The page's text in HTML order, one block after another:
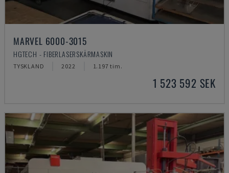
MARVEL 6000-3015
HGTECH - FIBERLASERSKÄRMASKIN
TYSKLAND 2022 1.197 tim.
1 523 592 SEK